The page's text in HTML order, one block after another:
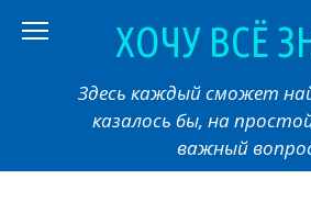
ХОЧУ ВСЁ
Здесь каждый сможет
казалось бы, на
важный